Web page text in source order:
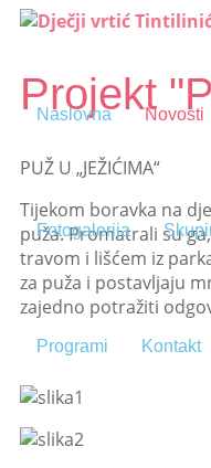
Naslovna Novosti
Fotogalerija
Programi Kontakt
Projekt
PUŽ U „JEŽIĆIMA“
Tijekom boravka na
puža. Promatrali su
travom i lišćem iz
za puža i postavljaju
zajedno potražiti